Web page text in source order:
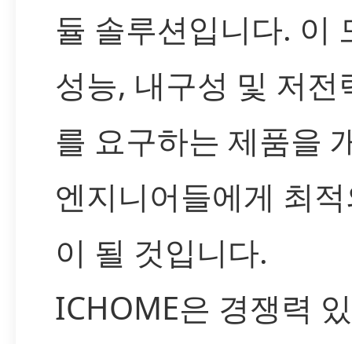
듈 솔루션입니다. 이
성능, 내구성 및 저전
를 요구하는 제품을
엔지니어들에게 최
이 될 것입니다.
ICHOME은 경쟁력